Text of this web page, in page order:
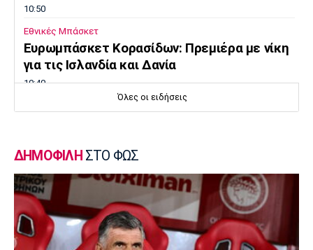
10:50
Εθνικές Μπάσκετ
Ευρωμπάσκετ Κορασίδων: Πρεμιέρα με νίκη
για τις Ισλανδία και Δανία
10:40
Στοίχημα
ΦΩΣ στο Στοίχημα: Κίνητρο η Σάντεφιορντ
10:20
EuroLeague
Το… γύρισε ο Τόνι Πάρκερ
Όλες οι ειδήσεις
ΔΗΜΟΦΙΛΗ ΣΤΟ ΦΩΣ